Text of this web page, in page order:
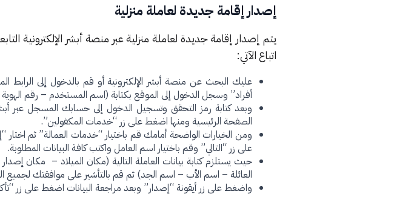
إصدار إقامة جديدة لعاملة منزلية
يتم إصدار إقامة جديدة لعاملة منزلية عبر منصة أبشر الإلكترونية
اتباع الآتي:
عليك البحث عن منصة أبشر الإلكترونية أو قم بالدخول إلى
أفراد” وسجل الدخول إلى الموقع بكتابة (اسم المستخدم – رقم الهوية
وبعد كتابة رمز التحقق وتسجيل الدخول إلى حسابك المسجل عبر
الصفحة الرئيسية ومنها اضغط على زر “خدمات المكفولين”.
ومن الخيارات الواضحة أمامك قم باختيار “خدمات العمالة” ثم اختار
على زر “التالي” وقم باختيار اسم العامل واكتب كافة البيانات المطلوبة.
حيث يستلزم كتابة بيانات العاملة التالية (مكان الميلاد – مكان
العائلة – اسم الأب – اسم الجد) ثم قم بالتأشير على موافقتك لجميع
واضغط على زر أيقونة “إصدار” وبعد مراجعة البيانات اضغط على زر